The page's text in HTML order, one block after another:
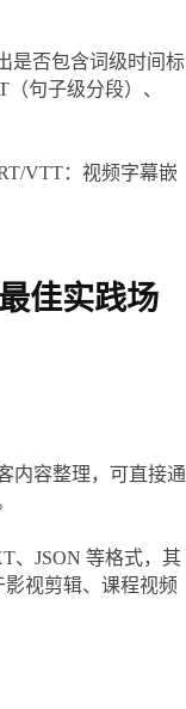
是否包含词级时间标
句子级分段）、
VTT：视频字幕嵌
佳实践场
内容整理，可直接通
、JSON 等格式，其
视剪辑、课程视频